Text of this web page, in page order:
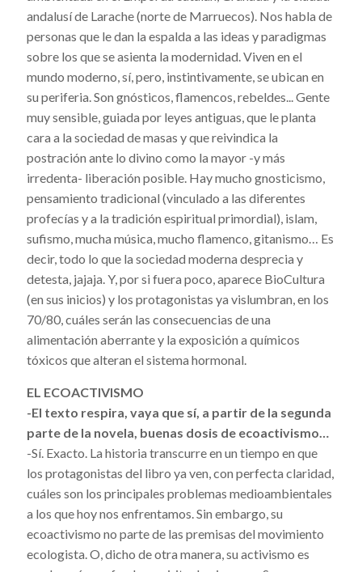
andalusí de Larache (norte de Marruecos). Nos habla de
personas que le dan la espalda a las ideas y paradigmas
sobre los que se asienta la modernidad. Viven en el
mundo moderno, sí, pero, instintivamente, se ubican en
su periferia. Son gnósticos, flamencos, rebeldes... Gente
muy sensible, guiada por leyes antiguas, que le planta
cara a la sociedad de masas y que reivindica la
postración ante lo divino como la mayor -y más
irredenta- liberación posible. Hay mucho gnosticismo,
pensamiento tradicional (vinculado a las diferentes
profecías y a la tradición espiritual primordial), islam,
sufismo, mucha música, mucho flamenco, gitanismo… Es
decir, todo lo que la sociedad moderna desprecia y
detesta, jajaja. Y, por si fuera poco, aparece BioCultura
(en sus inicios) y los protagonistas ya vislumbran, en los
70/80, cuáles serán las consecuencias de una
alimentación aberrante y la exposición a químicos
tóxicos que alteran el sistema hormonal.
EL ECOACTIVISMO
-El texto respira, vaya que sí, a partir de la segunda
parte de la novela, buenas dosis de ecoactivismo…
-Sí. Exacto. La historia transcurre en un tiempo en que
los protagonistas del libro ya ven, con perfecta claridad,
cuáles son los principales problemas medioambientales
a los que hoy nos enfrentamos. Sin embargo, su
ecoactivismo no parte de las premisas del movimiento
ecologista. O, dicho de otra manera, su activismo es